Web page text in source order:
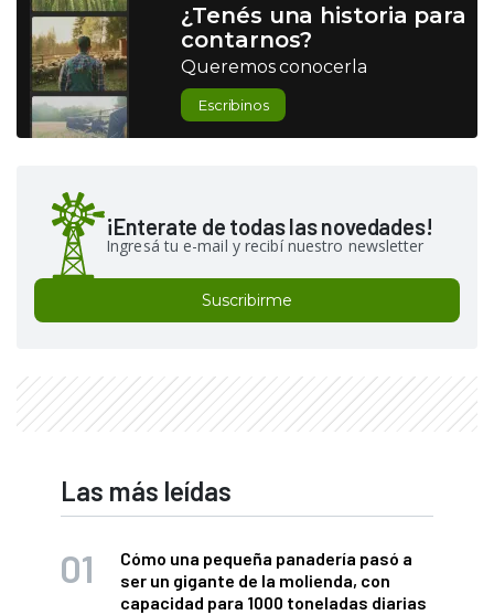
¿Tenés una historia para
contarnos?
Queremos conocerla
Escribinos
¡Enterate de todas las novedades!
Ingresá tu e-mail y recibí nuestro newsletter
Suscribirme
Las más leídas
Cómo una pequeña panadería pasó a
ser un gigante de la molienda, con
capacidad para 1000 toneladas diarias